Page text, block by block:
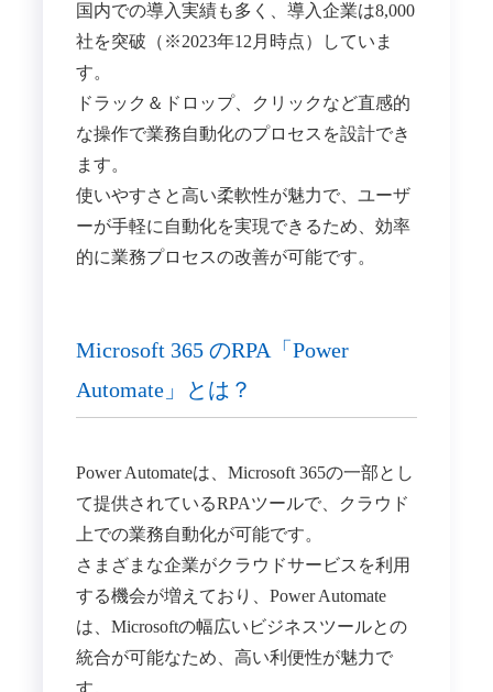
国内での導入実績も多く、導入企業は8,000
社を突破（※2023年12月時点）していま
す。
ドラック＆ドロップ、クリックなど直感的
な操作で業務自動化のプロセスを設計でき
ます。
使いやすさと高い柔軟性が魅力で、ユーザ
ーが手軽に自動化を実現できるため、効率
的に業務プロセスの改善が可能です。
Microsoft 365 のRPA「Power
Automate」とは？
Power Automateは、Microsoft 365の一部とし
て提供されているRPAツールで、クラウド
上での業務自動化が可能です。
さまざまな企業がクラウドサービスを利用
する機会が増えており、Power Automate
は、Microsoftの幅広いビジネスツールとの
統合が可能なため、高い利便性が魅力で
す。